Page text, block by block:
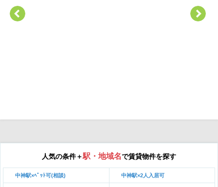
人気の条件＋駅・地域名で賃貸物件を探す
中神駅×ﾍﾟｯﾄ可(相談) 中神駅×2人入居可